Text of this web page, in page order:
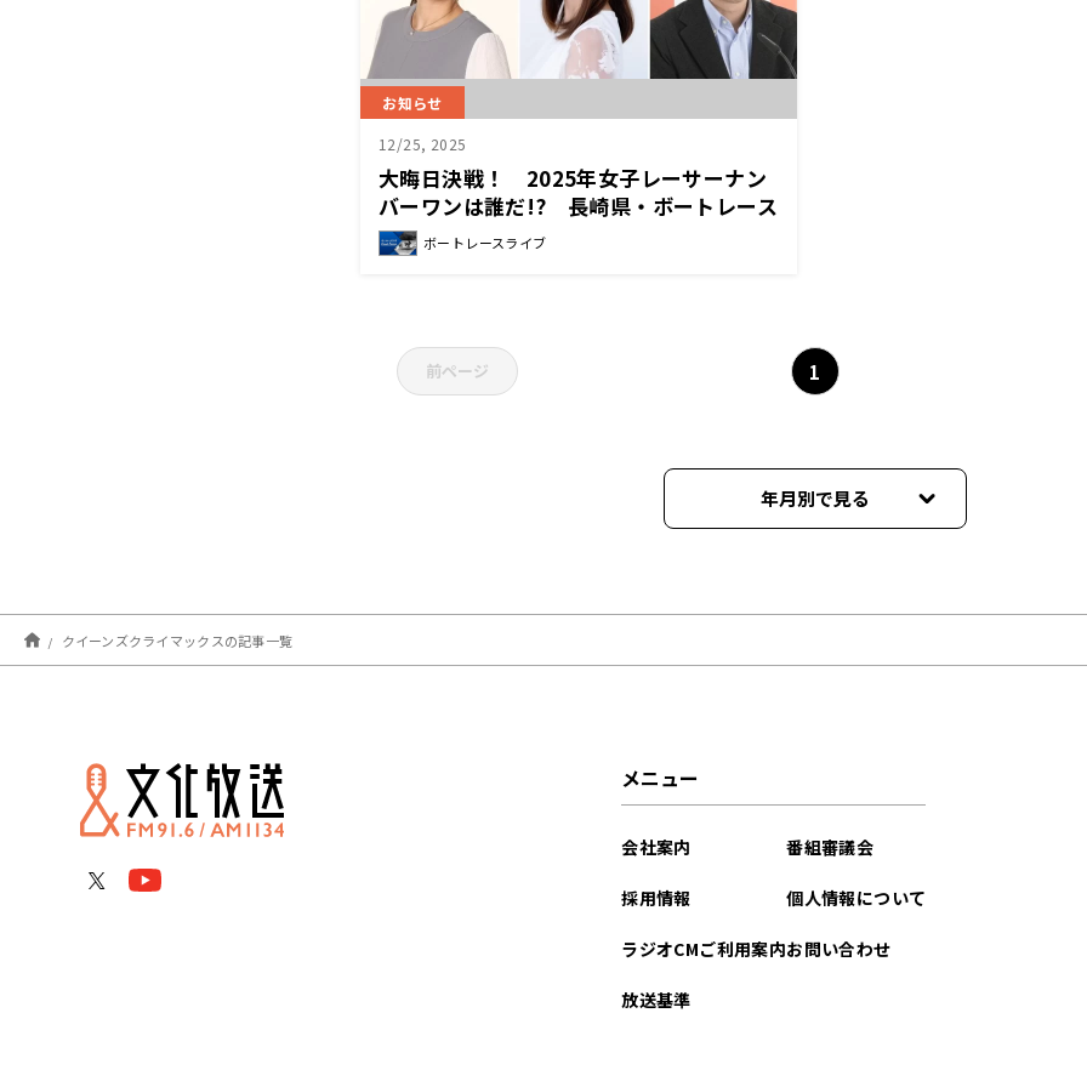
お知らせ
12/25, 2025
大晦日決戦！ 2025年女子レーサーナン
バーワンは誰だ!? 長崎県・ボートレース
大村から生中継 『ボートレースライブ
プレミアムGⅠ 第14回クイーンズクライ
ボートレースライブ
前ページ 1
年月別で見る
クイーンズクライマックスの記事一覧
メニュー
会社案内
採用情報
ラジオCMご利用案内
放送基準
番組審議会
個人情報について
お問い合わせ